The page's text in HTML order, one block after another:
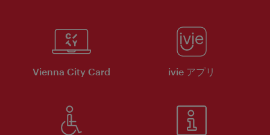
Vienna City Card ivie アプリ